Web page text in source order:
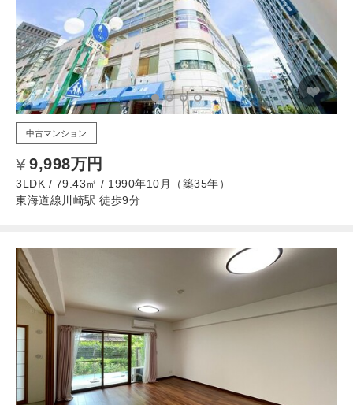
中古マンション
9,998万円
3LDK / 79.43㎡ / 1990年10月（築35年）
東海道線川崎駅 徒歩9分